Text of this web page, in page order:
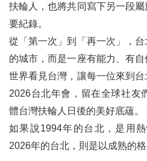
扶輪人，也將共同寫下另一段
要紀錄。
從「第一次」到「再一次」，
的城市，而是一座有能力、有
世界看見台灣，讓每一位來到台
2026台北年會，留在全球社友
體台灣扶輪人日後的美好底蘊。
如果說1994年的台北，是用
2026年的台北，則是以成熟的